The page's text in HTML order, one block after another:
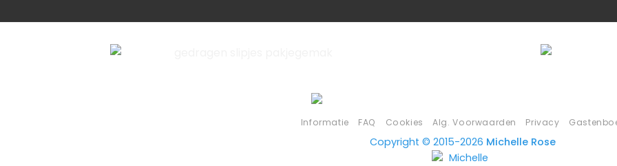
Informatie FAQ Cookies Alg. Voorwaarden Privacy
Copyright © 2015-2026 Michelle Rose